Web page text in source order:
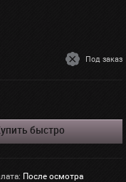
Под заказ
быстро
После осмотра